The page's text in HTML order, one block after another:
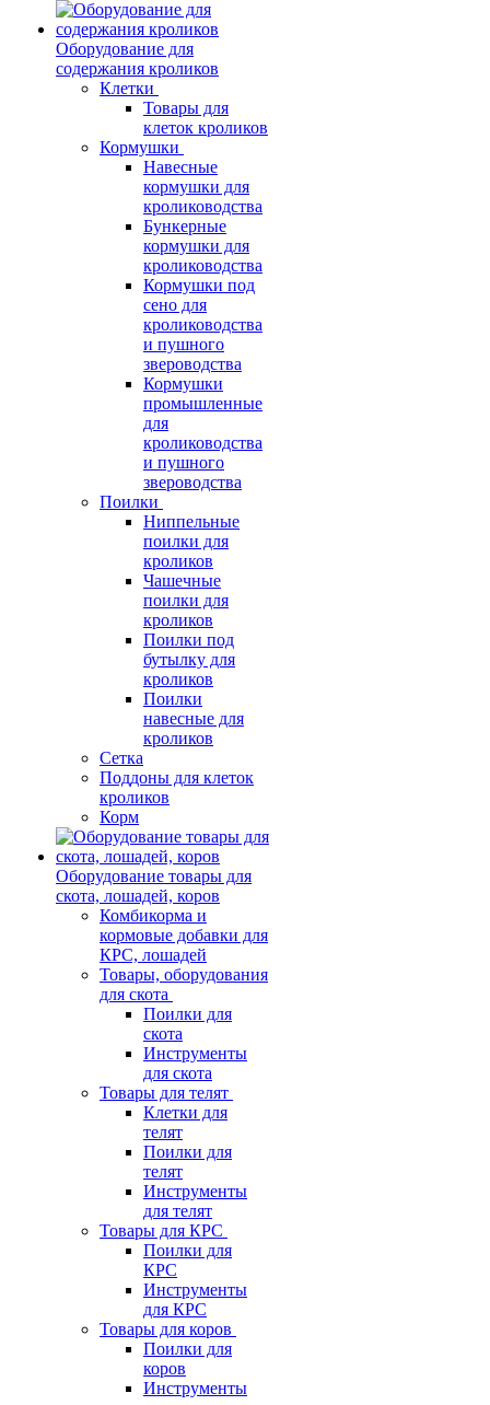
Оборудование для
содержания кроликов
Клетки
Товары для
клеток кроликов
Кормушки
Навесные
кормушки для
кролиководства
Бункерные
кормушки для
кролиководства
Кормушки под
сено для
кролиководства
и пушного
звероводства
Кормушки
промышленные
для
кролиководства
и пушного
звероводства
Поилки
Ниппельные
поилки для
кроликов
Чашечные
поилки для
кроликов
Поилки под
бутылку для
кроликов
Поилки
навесные для
кроликов
Сетка
Поддоны для клеток
кроликов
Корм
Оборудование товары для
скота, лошадей, коров
Комбикорма и
кормовые добавки для
КРС, лошадей
Товары, оборудования
для скота
Поилки для
скота
Инструменты
для скота
Товары для телят
Клетки для
телят
Поилки для
телят
Инструменты
для телят
Товары для КРС
Поилки для
КРС
Инструменты
для КРС
Товары для коров
Поилки для
коров
Инструменты